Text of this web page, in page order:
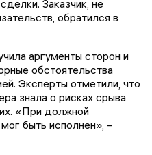
Заказчик, не
обратился в
аргументы сторон и
обстоятельства
Эксперты отметили, что
знала о рисках срыва
«При должной
быть исполнен», –